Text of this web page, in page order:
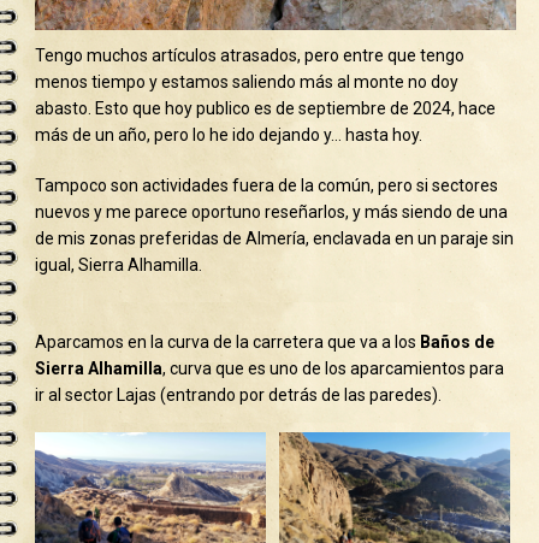
Tengo muchos artículos atrasados, pero entre que tengo
menos tiempo y estamos saliendo más al monte no doy
abasto. Esto que hoy publico es de septiembre de 2024, hace
más de un año, pero lo he ido dejando y… hasta hoy.
Tampoco son actividades fuera de la común, pero si sectores
nuevos y me parece oportuno reseñarlos, y más siendo de una
de mis zonas preferidas de Almería, enclavada en un paraje sin
igual, Sierra Alhamilla.
Aparcamos en la curva de la carretera que va a los Baños de
Sierra Alhamilla, curva que es uno de los aparcamientos para
ir al sector Lajas (entrando por detrás de las paredes).